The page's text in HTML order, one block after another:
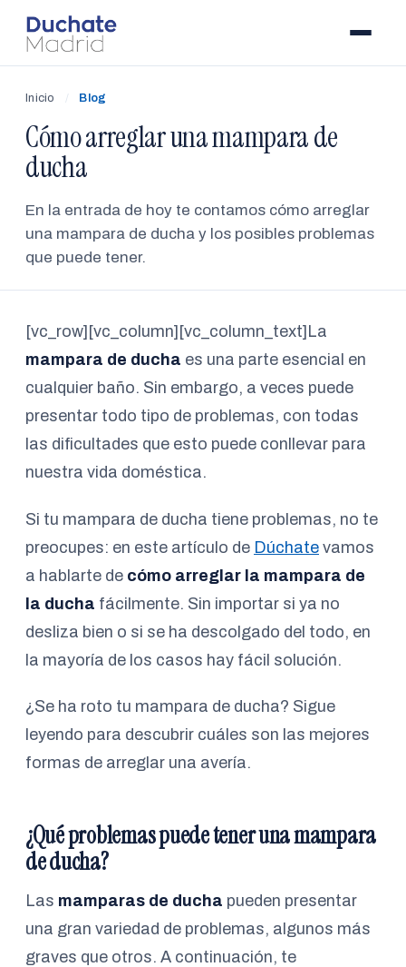
Inicio / Blog
Cómo arreglar una mampara de
ducha
En la entrada de hoy te contamos cómo arreglar
una mampara de ducha y los posibles problemas
que puede tener.
[vc_row][vc_column][vc_column_text]La
mampara de ducha es una parte esencial en
cualquier baño. Sin embargo, a veces puede
presentar todo tipo de problemas, con todas
las dificultades que esto puede conllevar para
nuestra vida doméstica.
Si tu mampara de ducha tiene problemas, no te
preocupes: en este artículo de Dúchate vamos
a hablarte de cómo arreglar la mampara de
la ducha fácilmente. Sin importar si ya no
desliza bien o si se ha descolgado del todo, en
la mayoría de los casos hay fácil solución.
¿Se ha roto tu mampara de ducha? Sigue
leyendo para descubrir cuáles son las mejores
formas de arreglar una avería.
¿Qué problemas puede tener una mampara
de ducha?
Las mamparas de ducha pueden presentar
una gran variedad de problemas, algunos más
graves que otros. A continuación, te